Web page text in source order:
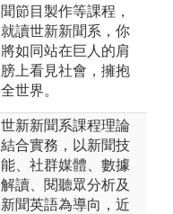
聞節目製作等課程，
就讀世新新聞系，你
將如同站在巨人的肩
膀上看見社會，擁抱
全世界。
世新新聞系課程理論
結合實務，以新聞技
能、社群媒體、數據
解讀、閱聽眾分析及
新聞英語為導向，近